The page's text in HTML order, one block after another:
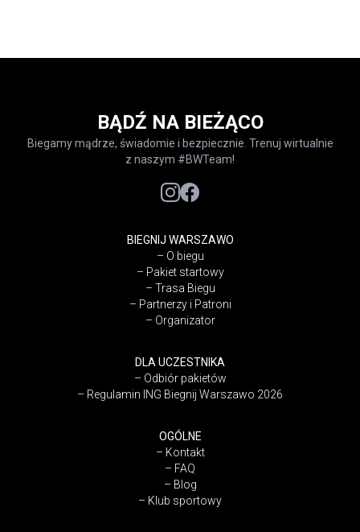
BĄDŹ NA BIEŻĄCO
Biegamy mądrze, świadomie i bezpiecznie. Trenuj wirtualnie
z naszym #BWTeam!
BIEGNIJ WARSZAWO
– O biegu
– Pakiet startowy
– Trasa Biegu
– Partnerzy i Patroni
– Organizator
DLA UCZESTNIKA
– Odbiór pakietów
– Regulamin ING Biegnij Warszawo 2026
OGÓLNE
– Kontakt
– FAQ
– Blog
– Klub sportowy